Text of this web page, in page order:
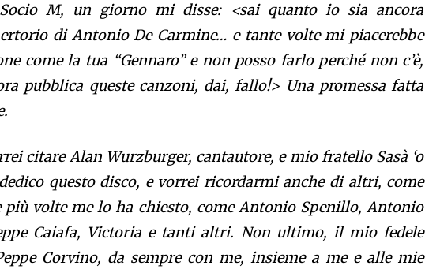
M, un giorno mi disse: <sai quanto io sia ancora
di Antonio De Carmine… e tante volte mi piacerebbe
come la tua “Gennaro” e non posso farlo perché non c’è,
pubblica queste canzoni, dai, fallo!> Una promessa fatta
citare Alan Wurzburger, cantautore, e mio fratello Sasà ‘o
questo disco, e vorrei ricordarmi anche di altri, come
più volte me lo ha chiesto, come Antonio Spenillo, Antonio
Caiafa, Victoria e tanti altri. Non ultimo, il mio fedele
Corvino, da sempre con me, insieme a me e alle mie